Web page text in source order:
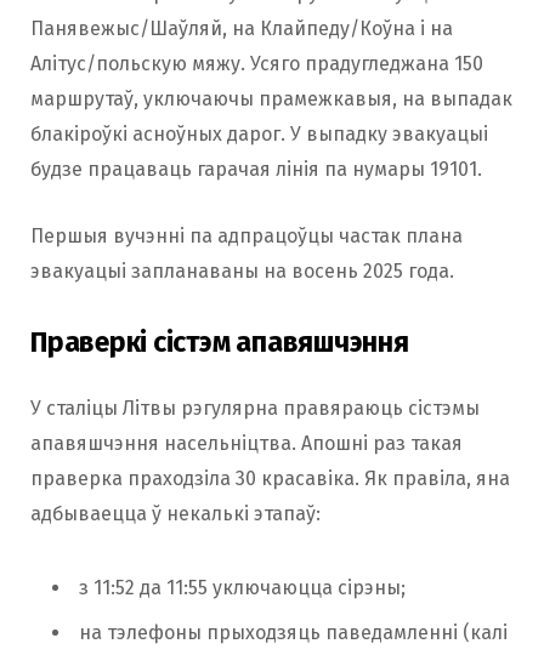
Панявежыс/Шаўляй, на Клайпеду/Коўна і на
Алітус/польскую мяжу. Усяго прадугледжана 150
маршрутаў, уключаючы прамежкавыя, на выпадак
блакіроўкі асноўных дарог. У выпадку эвакуацыі
будзе працаваць гарачая лінія па нумары 19101.
Першыя вучэнні па адпрацоўцы частак плана
эвакуацыі запланаваны на восень 2025 года.
Праверкі сістэм апавяшчэння
У сталіцы Літвы рэгулярна правяраюць сістэмы
апавяшчэння насельніцтва. Апошні раз такая
праверка праходзіла 30 красавіка. Як правіла, яна
адбываецца ў некалькі этапаў:
з 11:52 да 11:55 уключаюцца сірэны;
на тэлефоны прыходзяць паведамленні (калі